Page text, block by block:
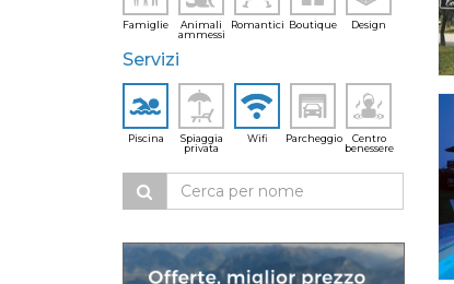
Famiglie
Animali
ammessi
Romantici Boutique Design
Servizi
Piscina
Spiaggia
privata
Wifi Parcheggio
Centro
benessere